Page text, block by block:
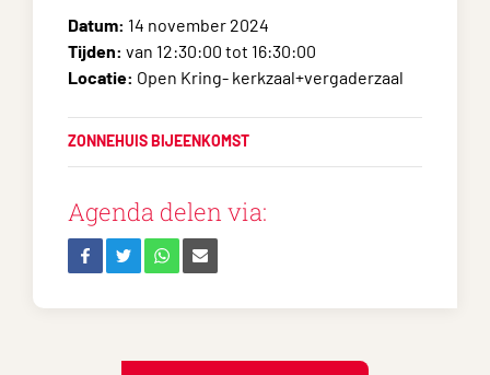
Datum: 14 november 2024
Tijden: van 12:30:00 tot 16:30:00
Locatie: Open Kring- kerkzaal+vergaderzaal
ZONNEHUIS BIJEENKOMST
Agenda delen via: